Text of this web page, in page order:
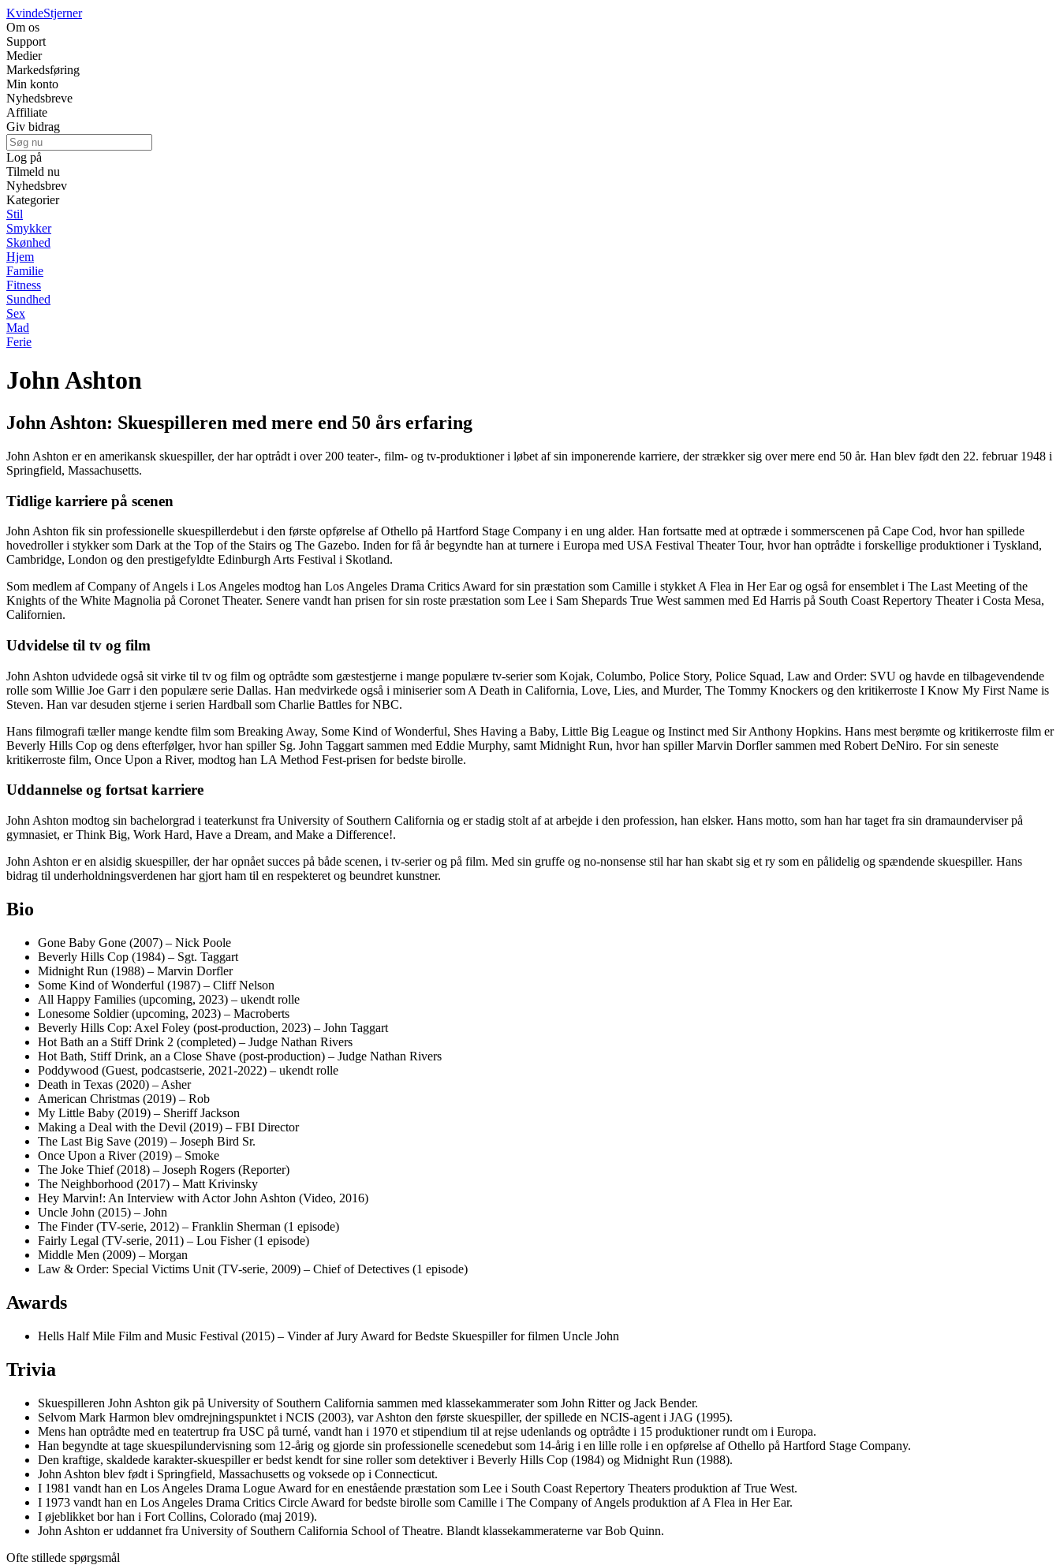
KvindeStjerner
Om os
Support
Medier
Markedsføring
Min konto
Nyhedsbreve
Affiliate
Giv bidrag
Log på
Tilmeld nu
Nyhedsbrev
Kategorier
Stil
Smykker
Skønhed
Hjem
Familie
Fitness
Sundhed
Sex
Mad
Ferie
John Ashton
John Ashton: Skuespilleren med mere end 50 års erfaring
John Ashton er en amerikansk skuespiller, der har optrådt i over 200 teater-, film- og tv-produktioner i løbet af sin imponerende karriere, der strækker sig over mere end 50 år. Han blev født den 22. februar 1948 i
Springfield, Massachusetts.
Tidlige karriere på scenen
John Ashton fik sin professionelle skuespillerdebut i den første opførelse af Othello på Hartford Stage Company i en ung alder. Han fortsatte med at optræde i sommerscenen på Cape Cod, hvor han spillede
hovedroller i stykker som Dark at the Top of the Stairs og The Gazebo. Inden for få år begyndte han at turnere i Europa med USA Festival Theater Tour, hvor han optrådte i forskellige produktioner i Tyskland,
Cambridge, London og den prestigefyldte Edinburgh Arts Festival i Skotland.
Som medlem af Company of Angels i Los Angeles modtog han Los Angeles Drama Critics Award for sin præstation som Camille i stykket A Flea in Her Ear og også for ensemblet i The Last Meeting of the
Knights of the White Magnolia på Coronet Theater. Senere vandt han prisen for sin roste præstation som Lee i Sam Shepards True West sammen med Ed Harris på South Coast Repertory Theater i Costa Mesa,
Californien.
Udvidelse til tv og film
John Ashton udvidede også sit virke til tv og film og optrådte som gæstestjerne i mange populære tv-serier som Kojak, Columbo, Police Story, Police Squad, Law and Order: SVU og havde en tilbagevendende
rolle som Willie Joe Garr i den populære serie Dallas. Han medvirkede også i miniserier som A Death in California, Love, Lies, and Murder, The Tommy Knockers og den kritikerroste I Know My First Name is
Steven. Han var desuden stjerne i serien Hardball som Charlie Battles for NBC.
Hans filmografi tæller mange kendte film som Breaking Away, Some Kind of Wonderful, Shes Having a Baby, Little Big League og Instinct med Sir Anthony Hopkins. Hans mest berømte og kritikerroste film er
Beverly Hills Cop og dens efterfølger, hvor han spiller Sg. John Taggart sammen med Eddie Murphy, samt Midnight Run, hvor han spiller Marvin Dorfler sammen med Robert DeNiro. For sin seneste
kritikerroste film, Once Upon a River, modtog han LA Method Fest-prisen for bedste birolle.
Uddannelse og fortsat karriere
John Ashton modtog sin bachelorgrad i teaterkunst fra University of Southern California og er stadig stolt af at arbejde i den profession, han elsker. Hans motto, som han har taget fra sin dramaunderviser på
gymnasiet, er Think Big, Work Hard, Have a Dream, and Make a Difference!.
John Ashton er en alsidig skuespiller, der har opnået succes på både scenen, i tv-serier og på film. Med sin gruffe og no-nonsense stil har han skabt sig et ry som en pålidelig og spændende skuespiller. Hans
bidrag til underholdningsverdenen har gjort ham til en respekteret og beundret kunstner.
Bio
Gone Baby Gone (2007) – Nick Poole
Beverly Hills Cop (1984) – Sgt. Taggart
Midnight Run (1988) – Marvin Dorfler
Some Kind of Wonderful (1987) – Cliff Nelson
All Happy Families (upcoming, 2023) – ukendt rolle
Lonesome Soldier (upcoming, 2023) – Macroberts
Beverly Hills Cop: Axel Foley (post-production, 2023) – John Taggart
Hot Bath an a Stiff Drink 2 (completed) – Judge Nathan Rivers
Hot Bath, Stiff Drink, an a Close Shave (post-production) – Judge Nathan Rivers
Poddywood (Guest, podcastserie, 2021-2022) – ukendt rolle
Death in Texas (2020) – Asher
American Christmas (2019) – Rob
My Little Baby (2019) – Sheriff Jackson
Making a Deal with the Devil (2019) – FBI Director
The Last Big Save (2019) – Joseph Bird Sr.
Once Upon a River (2019) – Smoke
The Joke Thief (2018) – Joseph Rogers (Reporter)
The Neighborhood (2017) – Matt Krivinsky
Hey Marvin!: An Interview with Actor John Ashton (Video, 2016)
Uncle John (2015) – John
The Finder (TV-serie, 2012) – Franklin Sherman (1 episode)
Fairly Legal (TV-serie, 2011) – Lou Fisher (1 episode)
Middle Men (2009) – Morgan
Law & Order: Special Victims Unit (TV-serie, 2009) – Chief of Detectives (1 episode)
Awards
Hells Half Mile Film and Music Festival (2015) – Vinder af Jury Award for Bedste Skuespiller for filmen Uncle John
Trivia
Skuespilleren John Ashton gik på University of Southern California sammen med klassekammerater som John Ritter og Jack Bender.
Selvom Mark Harmon blev omdrejningspunktet i NCIS (2003), var Ashton den første skuespiller, der spillede en NCIS-agent i JAG (1995).
Mens han optrådte med en teatertrup fra USC på turné, vandt han i 1970 et stipendium til at rejse udenlands og optrådte i 15 produktioner rundt om i Europa.
Han begyndte at tage skuespilundervisning som 12-årig og gjorde sin professionelle scenedebut som 14-årig i en lille rolle i en opførelse af Othello på Hartford Stage Company.
Den kraftige, skaldede karakter-skuespiller er bedst kendt for sine roller som detektiver i Beverly Hills Cop (1984) og Midnight Run (1988).
John Ashton blev født i Springfield, Massachusetts og voksede op i Connecticut.
I 1981 vandt han en Los Angeles Drama Logue Award for en enestående præstation som Lee i South Coast Repertory Theaters produktion af True West.
I 1973 vandt han en Los Angeles Drama Critics Circle Award for bedste birolle som Camille i The Company of Angels produktion af A Flea in Her Ear.
I øjeblikket bor han i Fort Collins, Colorado (maj 2019).
John Ashton er uddannet fra University of Southern California School of Theatre. Blandt klassekammeraterne var Bob Quinn.
Ofte stillede spørgsmål